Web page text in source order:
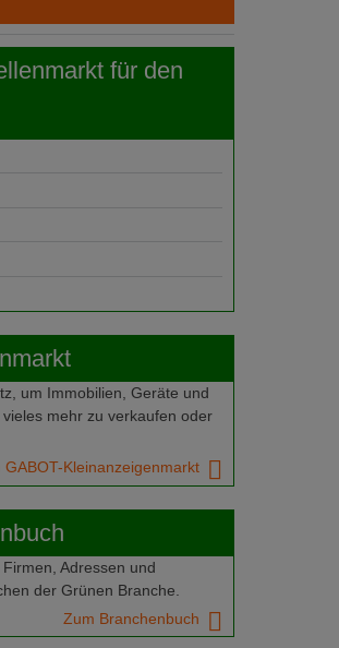
für den
um Immobilien, Geräte und
mehr zu verkaufen oder
GABOT-Kleinanzeigenmarkt
Adressen und
der Grünen Branche.
Zum Branchenbuch